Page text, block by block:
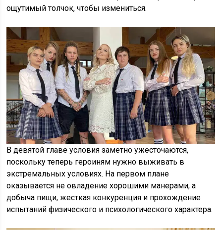
ощутимый толчок, чтобы измениться.
В девятой главе условия заметно ужесточаются,
поскольку теперь героиням нужно выживать в
экстремальных условиях. На первом плане
оказывается не овладение хорошими манерами, а
добыча пищи, жесткая конкуренция и прохождение
испытаний физического и психологического характера.